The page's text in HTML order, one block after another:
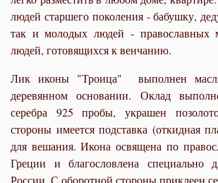
людей старшего поколения - бабушку,
так и молодых людей - православных
людей, готовящихся к венчанию.
Лик иконы "Троица" выполнен
деревянном основании. Оклад
серебра 925 пробы, украшен
стороны имеется подставка (откидная
для вешания. Икона освящена по
Греции и благословлена специально
России. С оборотной стороны приклеен